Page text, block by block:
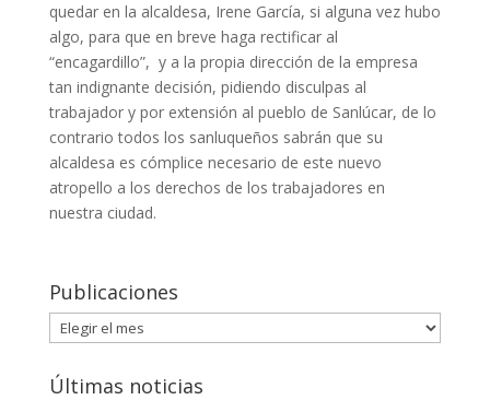
quedar en la alcaldesa, Irene García, si alguna vez hubo
algo, para que en breve haga rectificar al
“encagardillo”, y a la propia dirección de la empresa
tan indignante decisión, pidiendo disculpas al
trabajador y por extensión al pueblo de Sanlúcar, de lo
contrario todos los sanluqueños sabrán que su
alcaldesa es cómplice necesario de este nuevo
atropello a los derechos de los trabajadores en
nuestra ciudad.
Publicaciones
Publicaciones
Últimas noticias